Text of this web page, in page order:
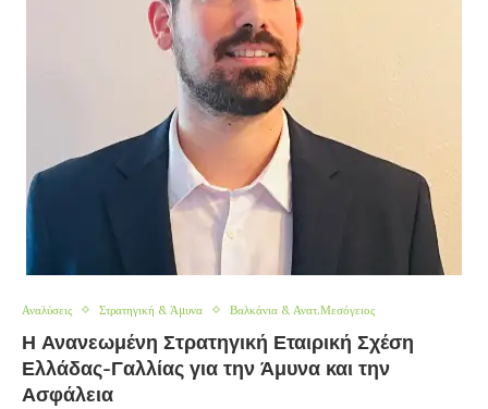
Αναλύσεις Στρατηγική & Άμυνα Βαλκάνια & Ανατ.Μεσόγειος
Η Ανανεωμένη Στρατηγική Εταιρική Σχέση
Ελλάδας-Γαλλίας για την Άμυνα και την
Ασφάλεια